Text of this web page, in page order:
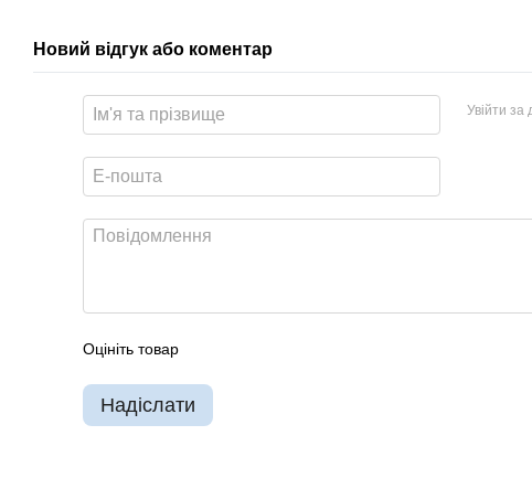
Новий відгук або коментар
Увійти
Оцініть товар
Надіслати